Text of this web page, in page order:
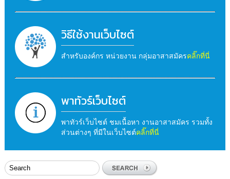
วิธีใช้งานเว็บไซต์
สำหรับองค์กร หน่วยงาน กลุ่มอาสาสมัครคลิ๊กที่นี่
พาทัวร์เว็บไซต์
พาทัวร์เว็บไซต์ ชมเนื้อหา งานอาสาสมัคร รวมทั้ง
ส่วนต่างๆ ที่มีในเว็บไซต์คลิ๊กที่นี่